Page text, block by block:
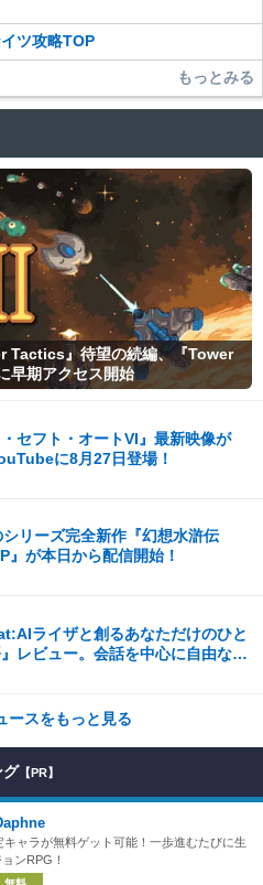
ツ攻略TOP
もっとみる
Tactics』待望の続編、『Tower
早期アクセス開始
・セフト・オートVI』最新映像が
に8月27日登場！
リーズ完全新作『幻想水滸伝
』が本日から配信開始！
ライザと創るあなただけのひと
レビュー。会話を中心に自由な冒
ースをもっと見る
グ 【PR】
キャラが無料ゲット可能！一歩進むたびに生
ンRPG！